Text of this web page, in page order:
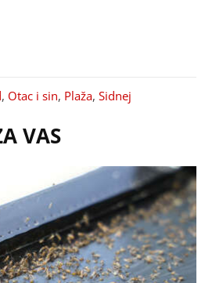
, Otac i sin, Plaža,Sidnej
VAS